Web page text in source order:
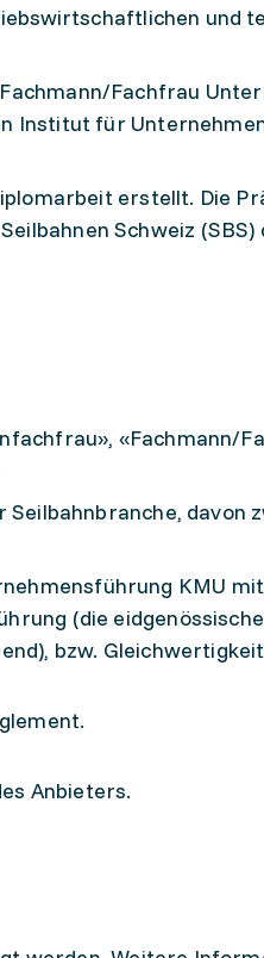
und
Fachfrau
Institut für
erstellt. Die
Schweiz
«Fachmann/
davon
KMU
(die
bzw.
Anbieters.